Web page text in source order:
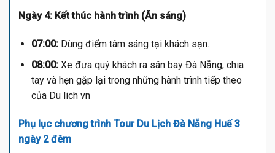
Ngày 4: Kết thúc hành trình (Ăn sáng)
07:00:Dùng điểm tâm sáng tại khách sạn.
08:00:Xe đưa quý khách ra sân bay Đà Nẵng, chia
tay và hẹn gặp lại trong những hành trình tiếp theo
của Du lich vn
Phụ lục chương trình Tour Du Lịch Đà Nẵng Huế 3
ngày 2 đêm